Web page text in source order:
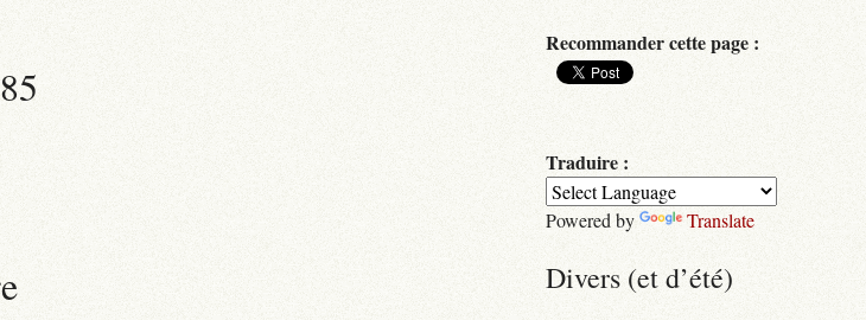
Recommander cette page :
Traduire :
Powered by Translate
Divers (et d’été)